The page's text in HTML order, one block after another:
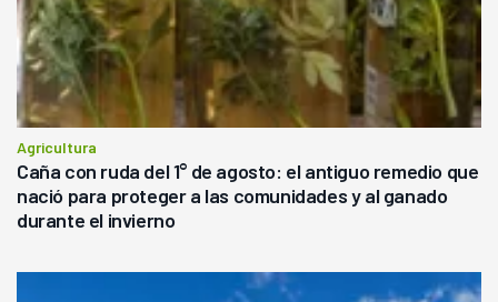
Agricultura
Caña con ruda del 1° de agosto: el antiguo remedio que
nació para proteger a las comunidades y al ganado
durante el invierno